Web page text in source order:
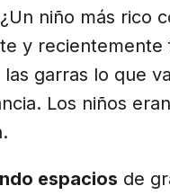
niño más rico
y
garras lo que
Los niños
espacios de